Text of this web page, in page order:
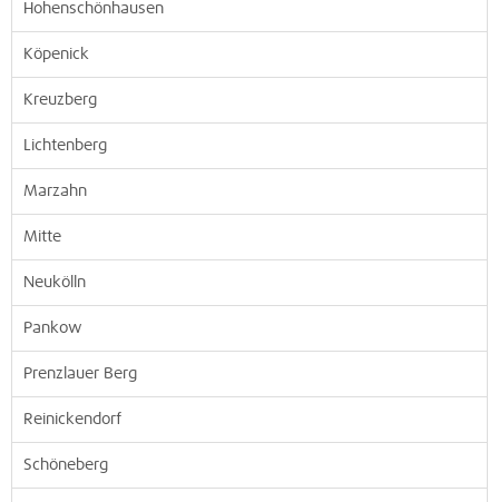
Hohenschönhausen
Köpenick
Kreuzberg
Lichtenberg
Marzahn
Mitte
Neukölln
Pankow
Prenzlauer Berg
Reinickendorf
Schöneberg